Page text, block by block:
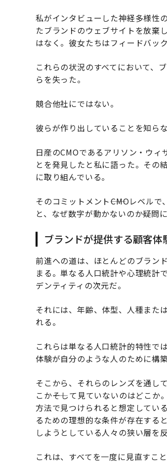
私がインタビューした神経多様性
たブランドのウェブサイトを放棄
はなく。彼女たちはフィードバッ
これらの状況のすべてにおいて、
らを失った。
競合他社にではない。
彼らが作り出していることを知ら
日産のCMOであるアリソン・ウ
とを発見したと私に語った。その
に取り組んでいる。
そのコミットメント――CMOレベル
と、なぜ数字が動かないのか疑問
ブランドが提供する顧客
前進への道は、ほとんどのブラン
まる。単なる人口統計や心理統計
デンティティの次元だ。
それには、年齢、体型、人種また
れる。
これらは単なる人口統計的特性で
体験が自分のような人のために構
そこから、それらのレンズを通し
こか――そして見ていないのはどこ
方法で見つけられると想定してい
るための理想的な条件が存在する
しようとしている人々の狭い層を
これは、すべてを一度に見直すこ